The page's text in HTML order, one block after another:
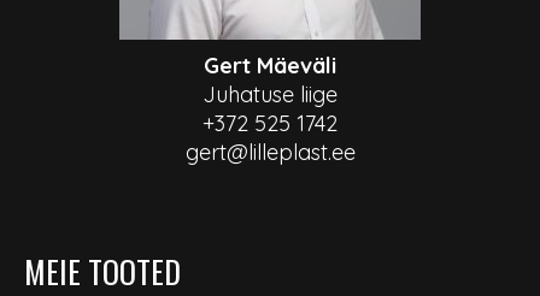
Gert Mäeväli
Juhatuse liige
+372 525 1742
gert@lilleplast.ee
MEIE TOOTED